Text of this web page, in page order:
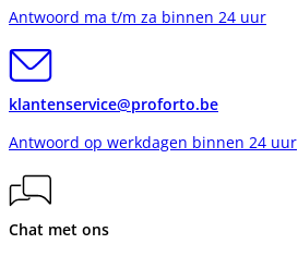
Antwoord ma t/m za binnen 24 uur
klantenservice@proforto.be
Antwoord op werkdagen binnen 24 uur
Chat met ons